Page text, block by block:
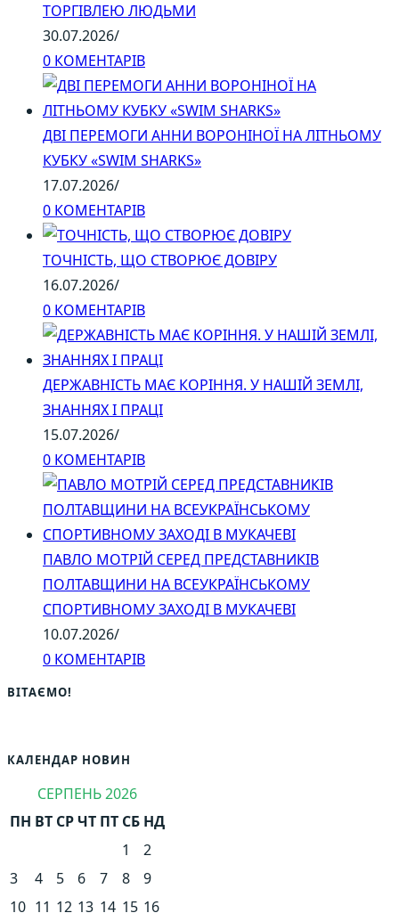
ТОРГІВЛЕЮ ЛЮДЬМИ
30.07.2026/
0 КОМЕНТАРІВ
ДВІ ПЕРЕМОГИ АННИ ВОРОНІНОЇ НА ЛІТНЬОМУ
КУБКУ «SWIM SHARKS»
17.07.2026/
0 КОМЕНТАРІВ
ТОЧНІСТЬ, ЩО СТВОРЮЄ ДОВІРУ
16.07.2026/
0 КОМЕНТАРІВ
ДЕРЖАВНІСТЬ МАЄ КОРІННЯ. У НАШІЙ ЗЕМЛІ,
ЗНАННЯХ І ПРАЦІ
15.07.2026/
0 КОМЕНТАРІВ
ПАВЛО МОТРІЙ СЕРЕД ПРЕДСТАВНИКІВ
ПОЛТАВЩИНИ НА ВСЕУКРАЇНСЬКОМУ
СПОРТИВНОМУ ЗАХОДІ В МУКАЧЕВІ
10.07.2026/
0 КОМЕНТАРІВ
ВІТАЄМО!
КАЛЕНДАР НОВИН
СЕРПЕНЬ 2026
ПН ВТ СРЧТ ПТ СБ НД
1
2
3
4 5 6 7 8
9
10 11 12 13 14 15 16